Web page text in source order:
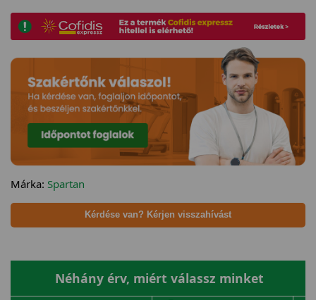
Márka: Spartan
Kérdése van? Kérjen visszahívást
Néhány érv, miért válassz minket